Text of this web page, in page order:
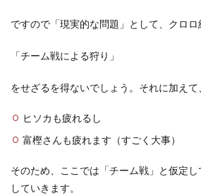
ですので「現実的な問題」として、クロロ
「チーム戦による狩り」
をせざるを得ないでしょう。それに加え
ヒソカも疲れるし
富樫さんも疲れます（すごく大事）
そのため、ここでは「チーム戦」と仮定
していきます。